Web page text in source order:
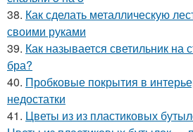
38. Как сделать металлическую
своими руками
39. Как называется светильник на
бра?
40. Пробковые покрытия в
недостатки
41. Цветы из из пластиковых